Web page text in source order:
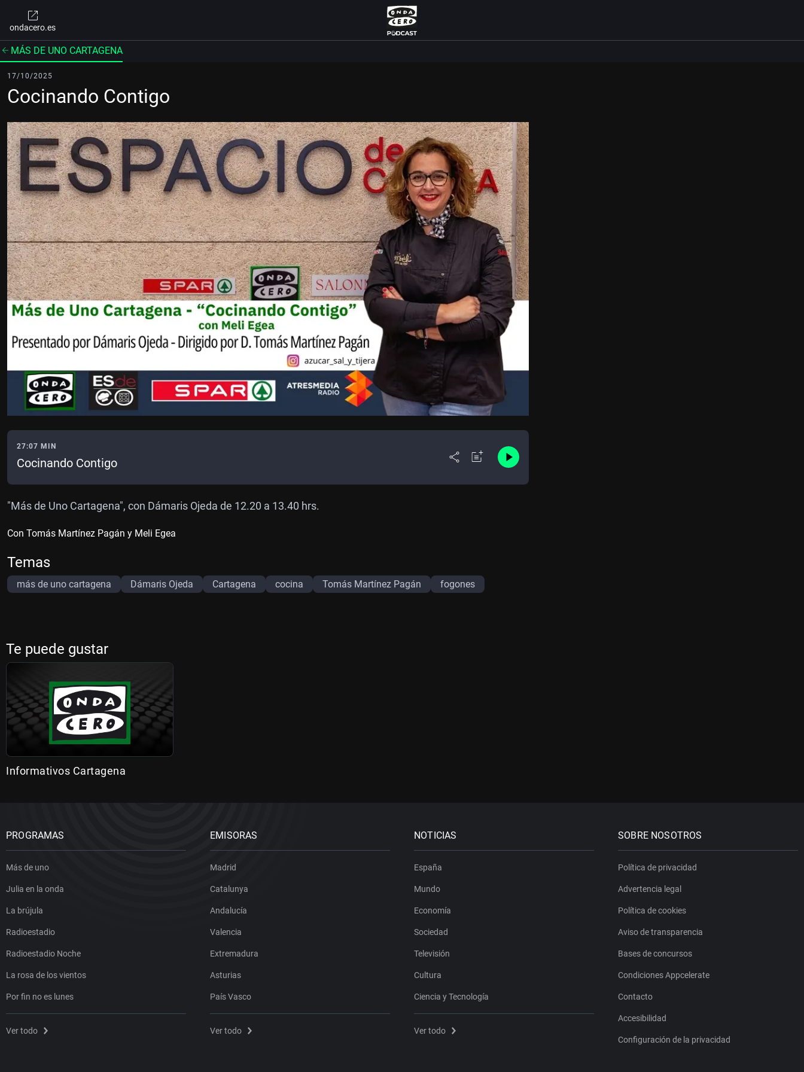
ondacero.es
MÁS DE UNO CARTAGENA
17/10/2025
Cocinando Contigo
27:07 MIN
Cocinando Contigo
"Más de Uno Cartagena", con Dámaris Ojeda de 12.20 a 13.40 hrs.
Con Tomás Martínez Pagán y Meli Egea
Temas
más de uno cartagena Dámaris Ojeda Cartagena cocina Tomás Martínez Pagán fogones
Te puede gustar
Informativos Cartagena
PROGRAMAS
Más de uno
Julia en la onda
La brújula
Radioestadio
Radioestadio Noche
La rosa de los vientos
Por fin no es lunes
Ver todo
EMISORAS
Madrid
Catalunya
Andalucía
Valencia
Extremadura
Asturias
País Vasco
Ver todo
NOTICIAS
España
Mundo
Economía
Sociedad
Televisión
Cultura
Ciencia y Tecnología
Ver todo
SOBRE NOSOTROS
Política de privacidad
Advertencia legal
Política de cookies
Aviso de transparencia
Bases de concursos
Condiciones Appcelerate
Contacto
Accesibilidad
Configuración de la privacidad